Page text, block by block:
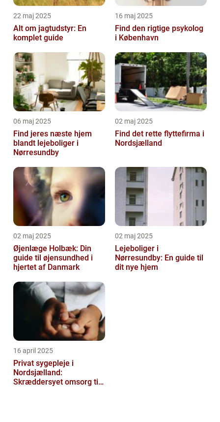
22 maj 2025
Alt om jagtudstyr: En
komplet guide
16 maj 2025
Find den rigtige psykolog
i København
06 maj 2025
Find jeres næste hjem
blandt lejeboliger i
Nørresundby
02 maj 2025
Find det rette flyttefirma i
Nordsjælland
02 maj 2025
Øjenlæge Holbæk: Din
guide til øjensundhed i
hjertet af Danmark
02 maj 2025
Lejeboliger i
Nørresundby: En guide til
dit nye hjem
16 april 2025
Privat sygepleje i
Nordsjælland:
Skræddersyet omsorg til